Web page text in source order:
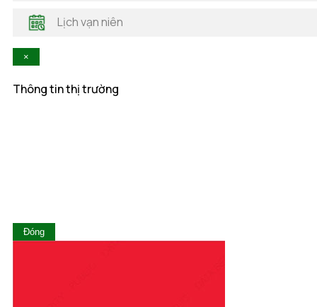
Hòa Bình
Lai Châu
Lịch vạn niên
×
Thông tin thị trường
Đóng